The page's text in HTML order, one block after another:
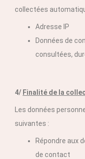
collectées
Adresse IP
Données de
consultées,
4/ Finalité de la
Les données
suivantes :
Répondre aux
de contact